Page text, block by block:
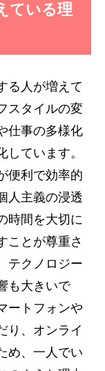
ている理
る人が増えて
スタイルの変
仕事の多様化
ています。
便利で効率的
人主義の浸透
時間を大切に
ことが尊重さ
テクノロジー
も大きいで
ートフォンや
り、オンライ
め、一人でい